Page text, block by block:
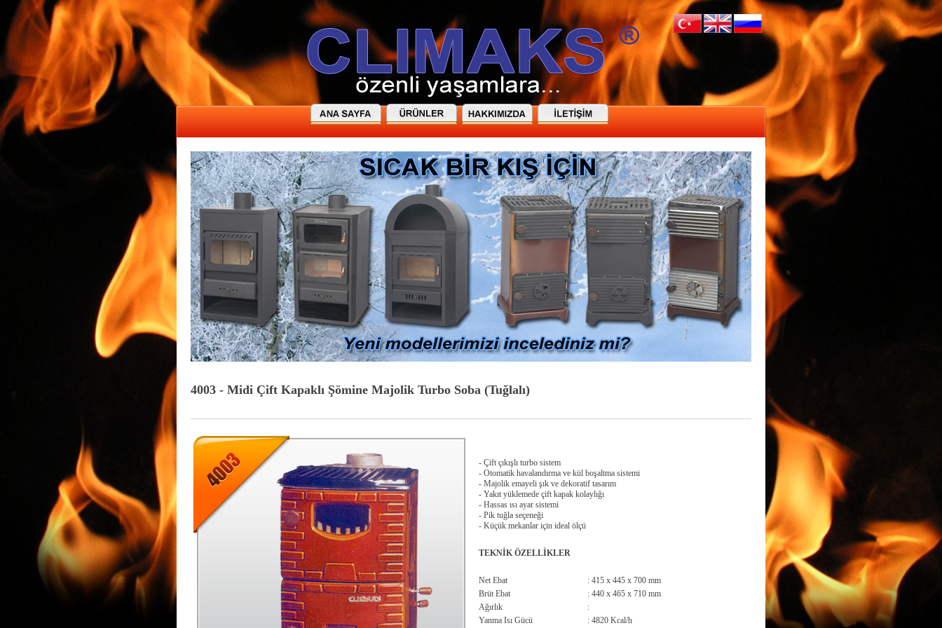
4003 - Midi Çift Kapaklı Şömine Majolik Turbo Soba (Tuğlalı)
- Çift çıkışlı turbo sistem
- Otomatik havalandırma ve kül boşaltma sistemi
- Majolik emayeli şık ve dekoratif tasarım
- Yakıt yüklemede çift kapak kolaylığı
- Hassas ısı ayar sistemi
- Pik tuğla seçeneği
- Küçük mekanlar için ideal ölçü
TEKNİK ÖZELLİKLER
Net Ebat
: 415 x 445 x 700 mm
Brüt Ebat
: 440 x 465 x 710 mm
Ağırlık
:
Yanma Isı Gücü
: 4820 Kcal/h